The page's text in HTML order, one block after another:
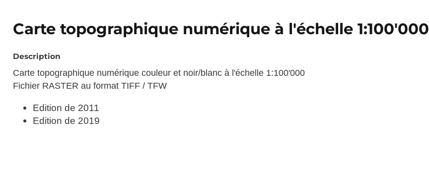
Carte topographique numérique à l'échelle 1:100'000
Description
Carte topographique numérique couleur et noir/blanc à l'échelle 1:100'000
Fichier RASTER au format TIFF / TFW
Edition de 2011
Edition de 2019